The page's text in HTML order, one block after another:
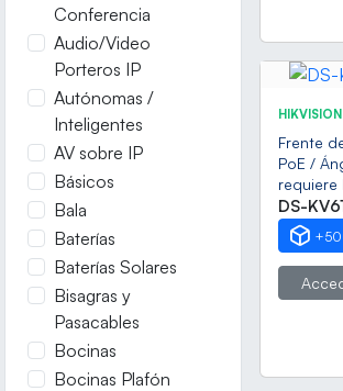
Conferencia
Audio/Video
Porteros IP
Autónomas /
Inteligentes
AV sobre IP
Básicos
Bala
Baterías
Baterías Solares
Bisagras y
Pasacables
Bocinas
Bocinas Plafón
HIKVISION
Frente
PoE /
requiere
Estandar /
desde
Soporta
Soporta
Salida
DS-